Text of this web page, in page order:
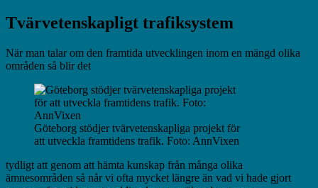
Tvärvetenskapligt trafiksystem
När man talar om den framtida utvecklingen inom en mängd olika
områden så blir det
Göteborg stödjer tvärvetenskapliga projekt för
att utveckla framtidens trafik. Foto: AnnVixen
tydligt att genom att hämta kunskap från många olika
ämnesområden så når vi ofta mycket längre än vad vi hade gjort